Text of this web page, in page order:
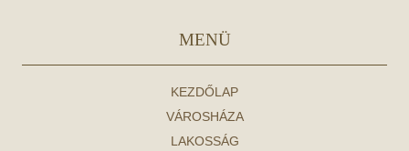
MENÜ
KEZDŐLAP
VÁROSHÁZA
LAKOSSÁG